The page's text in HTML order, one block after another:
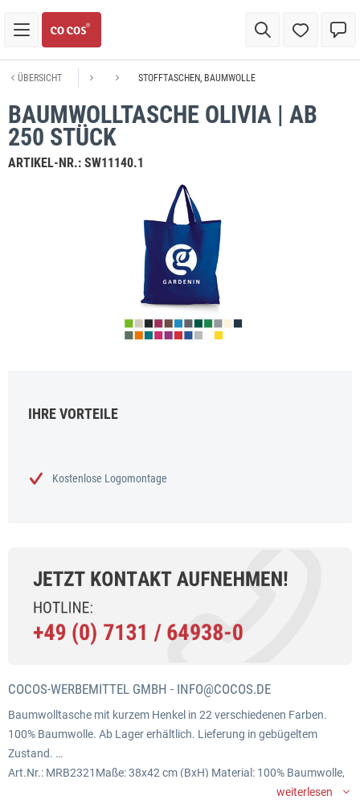
ÜBERSICHT STOFFTASCHEN, BAUMWOLLE
BAUMWOLLTASCHE OLIVIA | AB
250 STÜCK
ARTIKEL-NR.: SW11140.1
IHRE VORTEILE
Kostenlose Logomontage
COCOS-WERBEMITTEL GMBH - INFO@COCOS.DE
Baumwolltasche mit kurzem Henkel in 22 verschiedenen Farben.
100% Baumwolle. Ab Lager erhältlich. Lieferung in gebügeltem
Zustand.
Art.Nr.: MRB2321Maße: 38x42 cm (BxH) Material: 100% Baumwolle,
OEKO-TEX zertifiziert nach Standard 100Farben: apple green, beige,
weiterlesen